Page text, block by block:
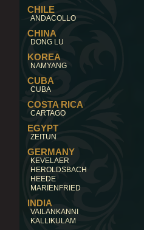
CHILE
ANDACOLLO
CHINA
DONG LU
KOREA
NAMYANG
CUBA
CUBA
COSTA RICA
CARTAGO
EGYPT
ZEITUN
GERMANY
KEVELAER
HEROLDSBACH
HEEDE
MARIENFRIED
INDIA
VAILANKANNI
KALLIKULAM